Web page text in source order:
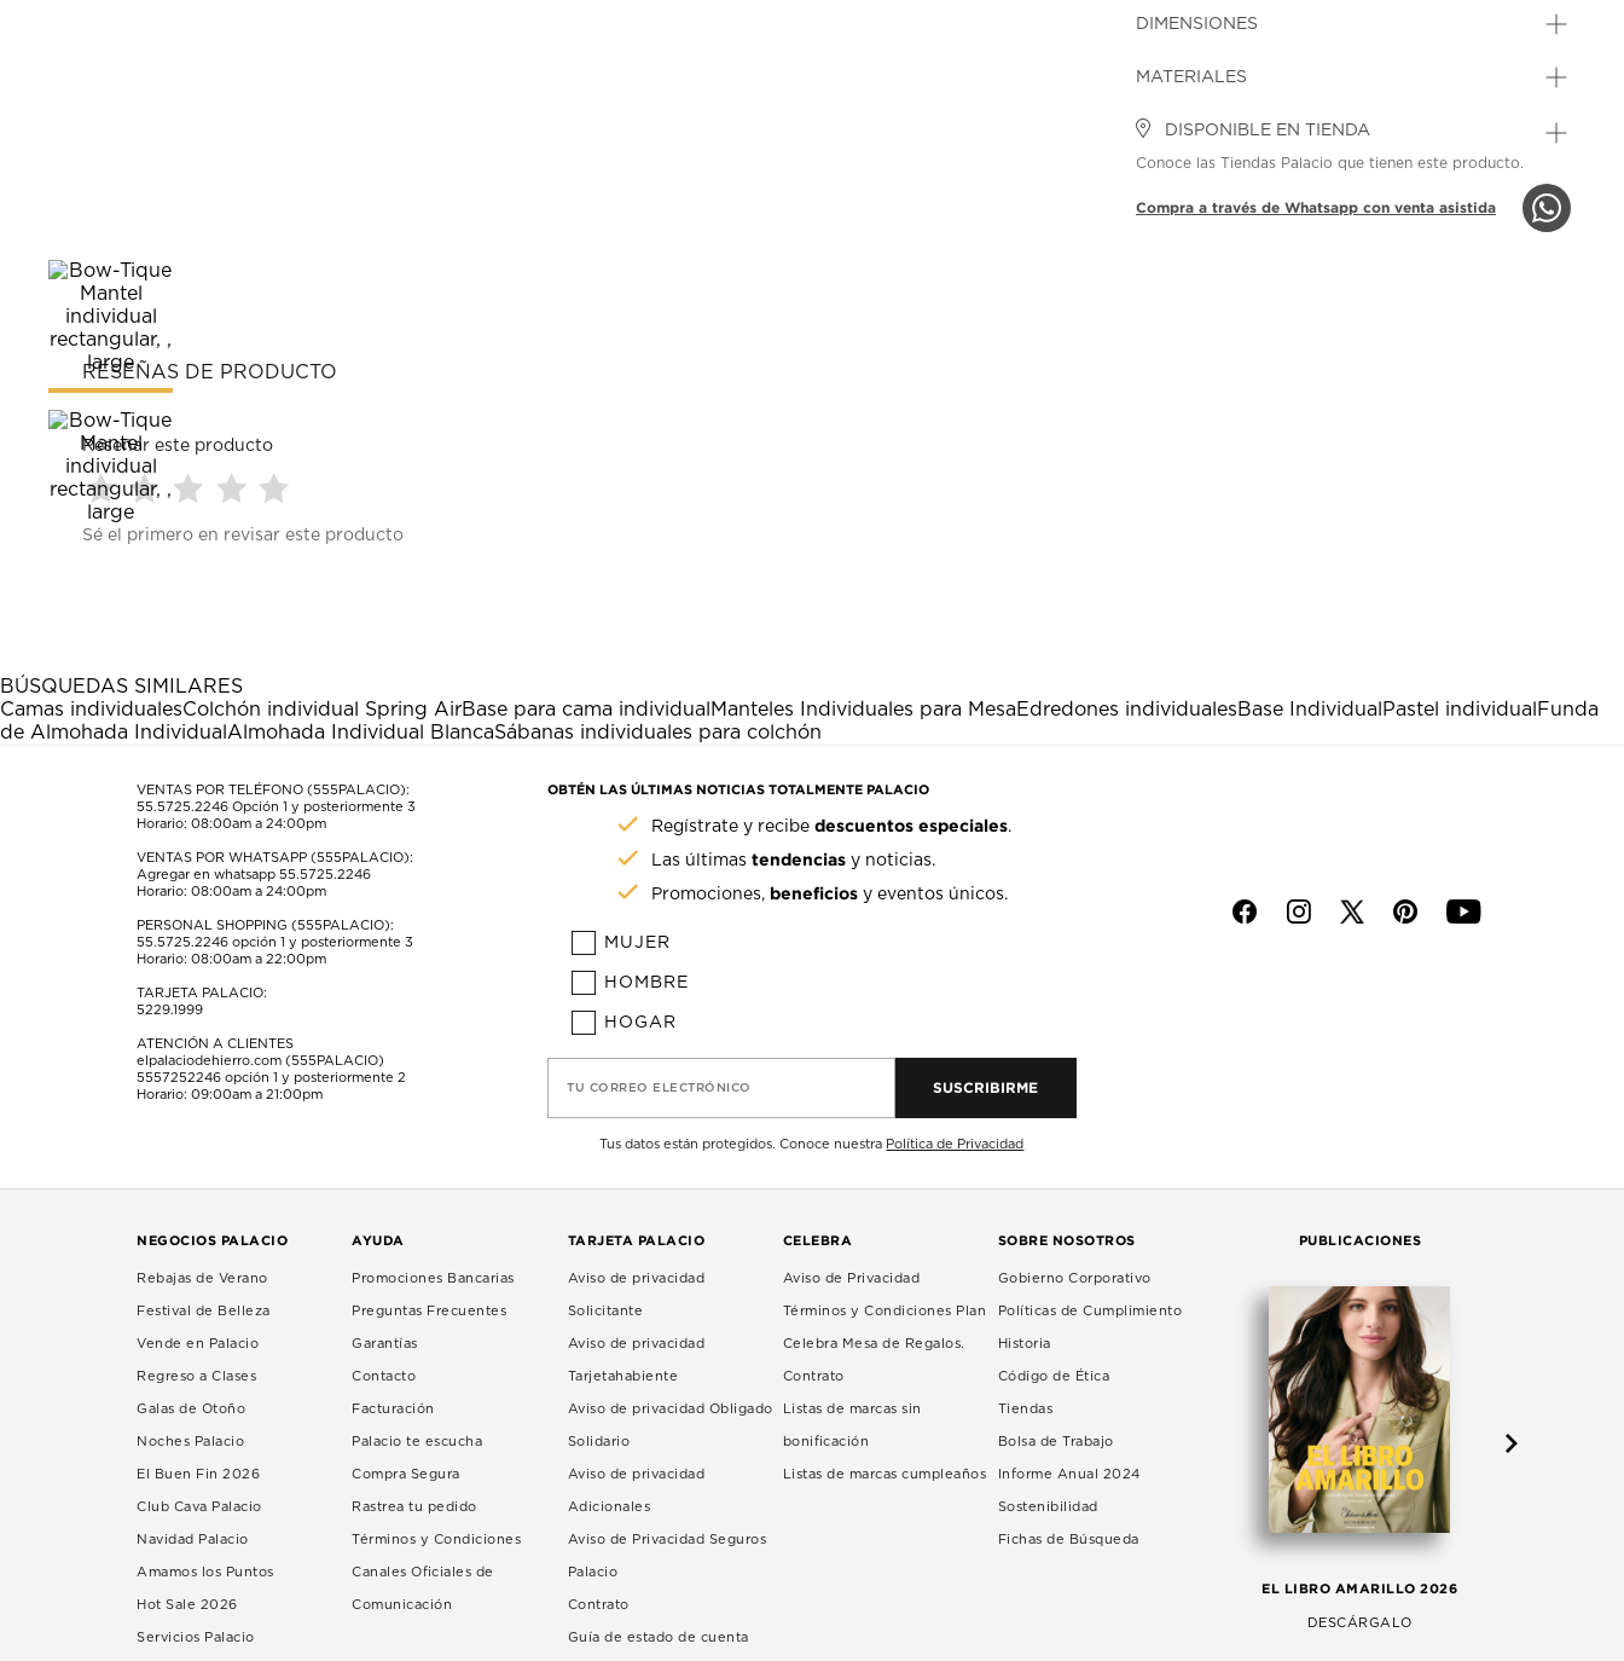
DIMENSIONES
MATERIALES
DISPONIBLE EN TIENDA
Conoce las Tiendas Palacio que tienen este producto.
Compra a través de Whatsapp con venta asistida
RESEÑAS DE PRODUCTO
Reseñar este producto
Seleccionar
para
estrella
Esta
acción
abrirá
formulario
Seleccionar
para
estrellas.
Esta
acción
abrirá
formulario
de
para
estrellas.
Esta
acción
abrirá
formulario
de
para
estrellas.
Esta
acción
abrirá
formulario
de
para
Esta
acción
abrirá
formulario
de
envío.
Sé el primero en revisar este producto
BÚSQUEDAS SIMILARES
Camas individualesColchón individual Spring AirBase para cama individual Manteles Individuales para MesaEdredones individualesBase Individual Pastel individual Funda
de Almohada Individual Almohada Individual BlancaSábanas individuales para colchón
VENTAS POR TELÉFONO (555PALACIO):
55.5725.2246 Opción 1 y posteriormente 3
Horario: 08:00am a 24:00pm
VENTAS POR WHATSAPP (555PALACIO):
Agregar en whatsapp 55.5725.2246
Horario: 08:00am a 24:00pm
PERSONAL SHOPPING (555PALACIO):
55.5725.2246 opción 1 y posteriormente 3
Horario: 08:00am a 22:00pm
TARJETA PALACIO:
5229.1999
ATENCIÓN A CLIENTES
elpalaciodehierro.com (555PALACIO)
5557252246 opción 1 y posteriormente 2
Horario: 09:00am a 21:00pm
OBTÉN LAS ÚLTIMAS NOTICIAS TOTALMENTE PALACIO
Regístrate y recibedescuentos especiales.
Las últimastendencias y noticias.
Promociones, beneficios y eventos únicos.
MUJER
HOMBRE
HOGAR
TU CORREO ELECTRÓNICO SUSCRIBIRME
Tus datos están protegidos. Conoce nuestra Política de Privacidad
f i p y
NEGOCIOS PALACIO
Rebajas de Verano
Festival de Belleza
Vende en Palacio
Regreso a Clases
Galas de Otoño
Noches Palacio
El Buen Fin 2026
Club Cava Palacio
Navidad Palacio
Amamos los Puntos
Hot Sale 2026
Servicios Palacio
AYUDA
Promociones Bancarias
Preguntas Frecuentes
Garantías
Contacto
Facturación
Palacio te escucha
Compra Segura
Rastrea tu pedido
Términos y Condiciones
Canales Oficiales de
Comunicación
TARJETA PALACIO
Aviso de privacidad
Solicitante
Aviso de privacidad
Tarjetahabiente
Aviso de privacidad Obligado
Solidario
Aviso de privacidad
Adicionales
Aviso de Privacidad Seguros
Palacio
Contrato
Guía de estado de cuenta
CELEBRA
Aviso de Privacidad
Términos y Condiciones Plan
Celebra Mesa de Regalos.
Contrato
Listas de marcas sin
bonificación
Listas de marcas cumpleaños
SOBRE NOSOTROS
Gobierno Corporativo
Políticas de Cumplimiento
Historia
Código de Ética
Tiendas
Bolsa de Trabajo
Informe Anual 2024
Sostenibilidad
Fichas de Búsqueda
PUBLICACIONES
EL LIBRO AMARILLO 2026
DESCÁRGALO